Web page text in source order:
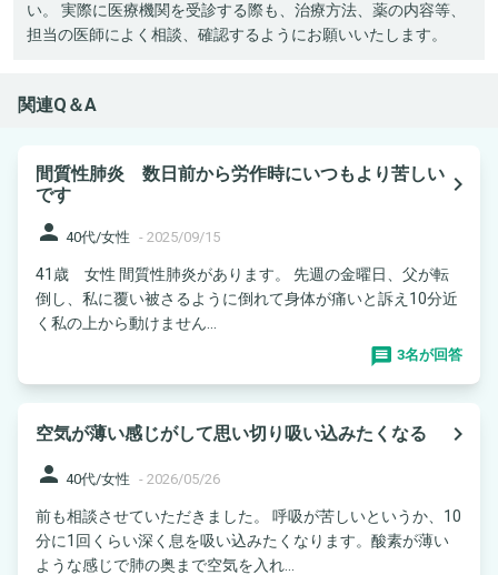
い。 実際に医療機関を受診する際も、治療方法、薬の内容等、
担当の医師によく相談、確認するようにお願いいたします。
関連Q＆A
間質性肺炎 数日前から労作時にいつもより苦しい
です
navigate_next
person 40代/女性 - 2025/09/15
41歳 女性 間質性肺炎があります。 先週の金曜日、父が転
倒し、私に覆い被さるように倒れて身体が痛いと訴え10分近
く私の上から動けません...
3名が回答
空気が薄い感じがして思い切り吸い込みたくなる
navigate_next
person 40代/女性 - 2026/05/26
前も相談させていただきました。 呼吸が苦しいというか、10
分に1回くらい深く息を吸い込みたくなります。酸素が薄い
ような感じで肺の奥まで空気を入れ...